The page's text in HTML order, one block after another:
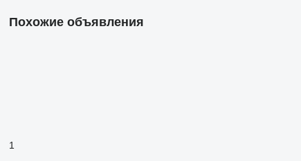
Похожие объявления
1